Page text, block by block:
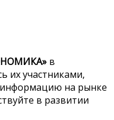
в
их участниками,
на рынке
в развитии